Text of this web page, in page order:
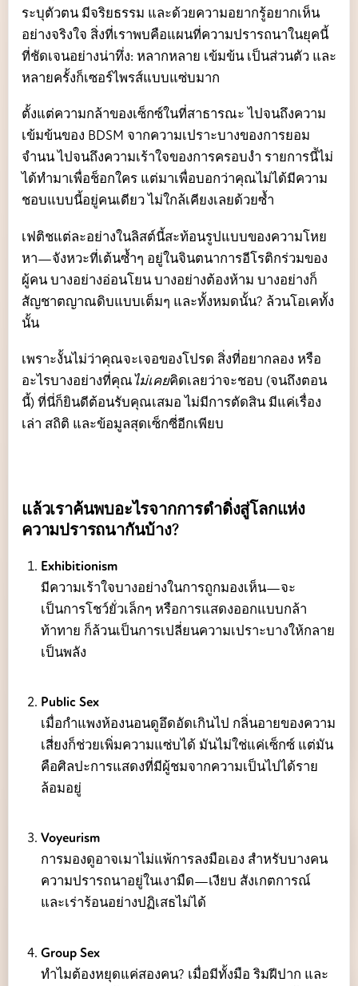
ระบุตัวตน มีจริยธรรม และด้วยความอยากรู้อยากเห็น
อย่างจริงใจ สิ่งที่เราพบคือแผนที่ความปรารถนาในยุคนี้
ที่ชัดเจนอย่างน่าทึ่ง: หลากหลาย เข้มข้น เป็นส่วนตัว และ
หลายครั้งก็เซอร์ไพรส์แบบแซ่บมาก
ตั้งแต่ความกล้าของเซ็กซ์ในที่สาธารณะ ไปจนถึงความ
เข้มข้นของ BDSM จากความเปราะบางของการยอม
จำนน ไปจนถึงความเร้าใจของการครอบงำ รายการนี้ไม่
ได้ทำมาเพื่อช็อกใคร แต่มาเพื่อบอกว่าคุณไม่ได้มีความ
ชอบแบบนี้อยู่คนเดียว ไม่ใกล้เคียงเลยด้วยซ้ำ
เฟติชแต่ละอย่างในลิสต์นี้สะท้อนรูปแบบของความโหย
หา—จังหวะที่เต้นซ้ำๆ อยู่ในจินตนาการอีโรติกร่วมของ
ผู้คน บางอย่างอ่อนโยน บางอย่างต้องห้าม บางอย่างก็
สัญชาตญาณดิบแบบเต็มๆ และทั้งหมดนั้น? ล้วนโอเคทั้ง
นั้น
เพราะงั้นไม่ว่าคุณจะเจอของโปรด สิ่งที่อยากลอง หรือ
อะไรบางอย่างที่คุณไม่เคยคิดเลยว่าจะชอบ (จนถึงตอน
นี้) ที่นี่ก็ยินดีต้อนรับคุณเสมอ ไม่มีการตัดสิน มีแค่เรื่อง
เล่า สถิติ และข้อมูลสุดเซ็กซี่อีกเพียบ
แล้วเราค้นพบอะไรจากการดำดิ่งสู่โลกแห่ง
ความปรารถนากันบ้าง?
Exhibitionism
มีความเร้าใจบางอย่างในการถูกมองเห็น—จะ
เป็นการโชว์ยั่วเล็กๆ หรือการแสดงออกแบบกล้า
ท้าทาย ก็ล้วนเป็นการเปลี่ยนความเปราะบางให้กลาย
เป็นพลัง
Public Sex
เมื่อกำแพงห้องนอนดูอึดอัดเกินไป กลิ่นอายของความ
เสี่ยงก็ช่วยเพิ่มความแซ่บได้ มันไม่ใช่แค่เซ็กซ์ แต่มัน
คือศิลปะการแสดงที่มีผู้ชมจากความเป็นไปได้ราย
ล้อมอยู่
Voyeurism
การมองดูอาจเมาไม่แพ้การลงมือเอง สำหรับบางคน
ความปรารถนาอยู่ในเงามืด—เงียบ สังเกตการณ์
และเร่าร้อนอย่างปฏิเสธไม่ได้
Group Sex
ทำไมต้องหยุดแค่สองคน? เมื่อมีทั้งมือ ริมฝีปาก และ